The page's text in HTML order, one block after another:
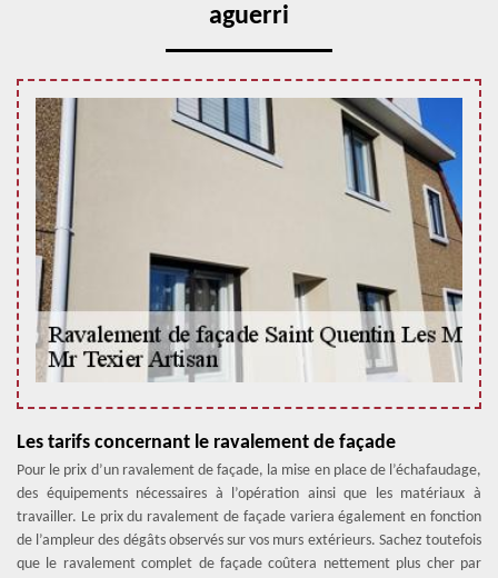
aguerri
Les tarifs concernant le ravalement de façade
Pour le prix d’un ravalement de façade, la mise en place de l’échafaudage,
des équipements nécessaires à l’opération ainsi que les matériaux à
travailler. Le prix du ravalement de façade variera également en fonction
de l’ampleur des dégâts observés sur vos murs extérieurs. Sachez toutefois
que le ravalement complet de façade coûtera nettement plus cher par